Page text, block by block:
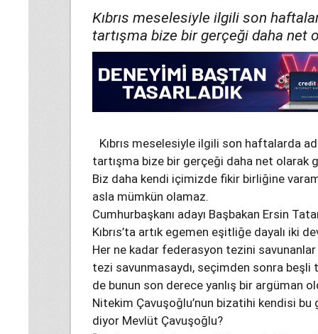
Kıbrıs meselesiyle ilgili son
tartışma bize bir gerçeği daha net
Kıbrıs meselesiyle ilgili son haftalarda
tartışma bize bir gerçeği daha net olarak
Biz daha kendi içimizde fikir birliğine
asla mümkün olamaz.
Cumhurbaşkanı adayı Başbakan Ersin
Kıbrıs’ta artık egemen eşitliğe dayalı iki
Her ne kadar federasyon tezini savunanlar
tezi savunmasaydı, seçimden sonra beşli
de bunun son derece yanlış bir argüman
Nitekim Çavuşoğlu’nun bizatihi kendisi
diyor Mevlüt Çavuşoğlu?